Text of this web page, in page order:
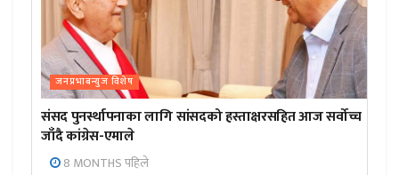
जनप्रभाबन्युज विशेष
संसद पुनर्स्थापनाका लागि सांसदको हस्ताक्षरसहित आज सर्वोच्च
जाँदै कांग्रेस-एमाले
8 MONTHS पहिले